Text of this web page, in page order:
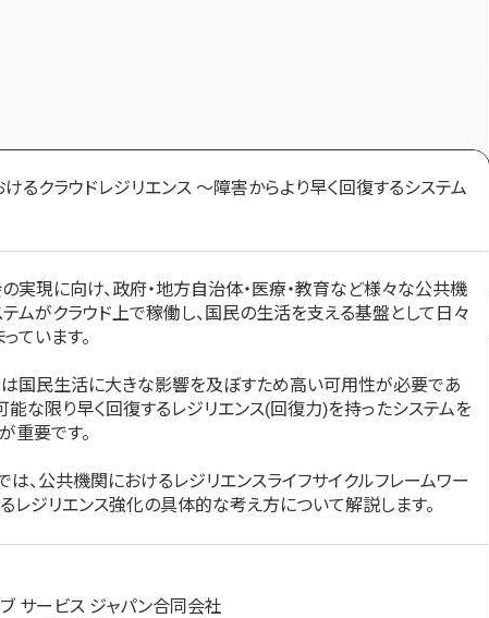
るクラウドレジリエンス ～障害からより早く回復するシステム
実現に向け、政府・地方自治体・医療・教育など様々な公共機
ムがクラウド上で稼働し、国民の生活を支える基盤として日々
ています。
は国民生活に大きな影響を及ぼすため高い可用性が必要であ
能な限り早く回復するレジリエンス(回復力)を持ったシステムを
重要です。
は、公共機関におけるレジリエンスライフサイクルフレームワー
レジリエンス強化の具体的な考え方について解説します。
サービス ジャパン合同会社